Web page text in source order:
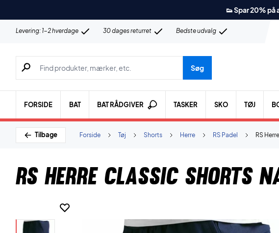
👟 Spar 20% på
Levering: 1-2 hverdage 30 dages returret Bedste udvalg
Søg efter produkter, mærker etc.
Søg
FORSIDE BAT BAT RÅDGIVER TASKER SKO TØJ
Tilbage RS
RS Padel
Herre
Shorts
Tøj
Forside
RS Herre Classic Shorts